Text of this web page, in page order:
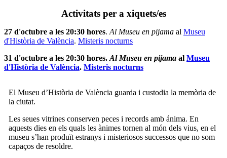
Activitats per a xiquets/es
27 d'octubre a les 20:30 hores. Al Museu en pijama al Museu
d'Història de València. Misteris nocturns
31 d'octubre a les 20:30 hores. Al Museu en pijama al Museu
d'Història de València. Misteris nocturns
El Museu d’Història de València guarda i custodia la memòria de
la ciutat.
Les seues vitrines conserven peces i records amb ánima. En
aquests dies en els quals les ànimes tornen al món dels vius, en el
museu s’han produït estranys i misteriosos successos que no som
capaços de resoldre.